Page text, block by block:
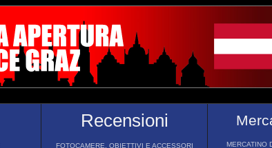
Recensioni
FOTOCAMERE, OBIETTIVI E ACCESSORI MERCATINO